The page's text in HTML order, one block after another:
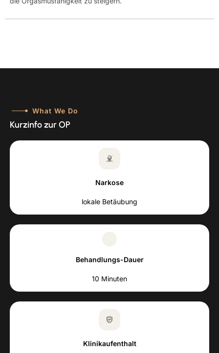
What We Do
Kurzinfo zur OP
Narkose
lokale Betäubung
Behandlungs-Dauer
10 Minuten
Klinikaufenthalt